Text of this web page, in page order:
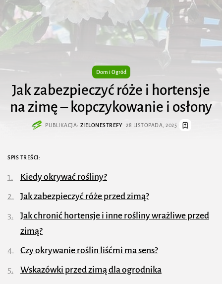
Dom i Ogród
Jak zabezpieczyć róże i hortensje
na zimę – kopczykowanie i osłony
PUBLIKACJA: ZIELONESTREFY 28 LISTOPADA, 2025
SPIS TREŚCI:
Kiedy okrywać rośliny?
Jak zabezpieczyć róże przed zimą?
Jak chronić hortensje i inne rośliny wrażliwe przed
zimą?
Czy okrywanie roślin liśćmi ma sens?
Wskazówki przed zimą dla ogrodnika